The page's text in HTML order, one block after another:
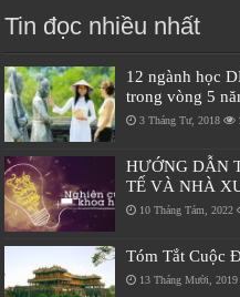
Tin đọc nhiều nhất
12 ngành học
trong vòng 5
3 Tháng Tư, 2018
HƯỚNG DẪN
TẾ VÀ NHÀ
10 Tháng Tám, 2022
Tóm Tắt Cuộc
13 Tháng Mười, 2019